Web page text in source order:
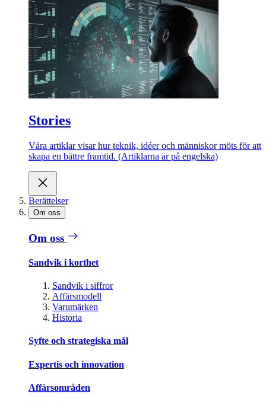
Stories
Våra artiklar visar hur teknik, idéer och människor möts för att
skapa en bättre framtid. (Artiklarna är på engelska)
Berättelser
Om oss
Om oss
Sandvik i korthet
Sandvik i siffror
Affärsmodell
Varumärken
Historia
Syfte och strategiska mål
Expertis och innovation
Affärsområden